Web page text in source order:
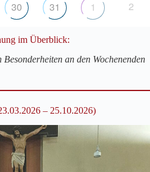
30 31 1 2
im Überblick:
an den Wochenenden
– 25.10.2026)